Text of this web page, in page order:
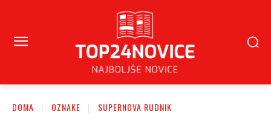
DOMA OZNAKE SUPERNOVA RUDNIK